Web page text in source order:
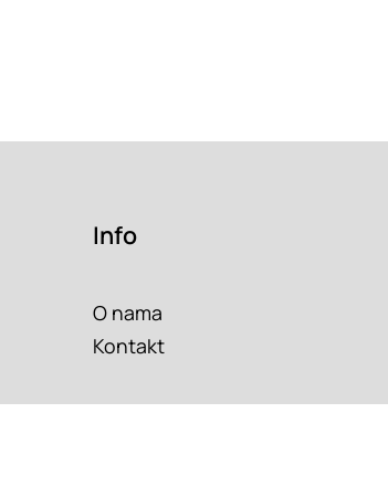
Info
O nama
Kontakt